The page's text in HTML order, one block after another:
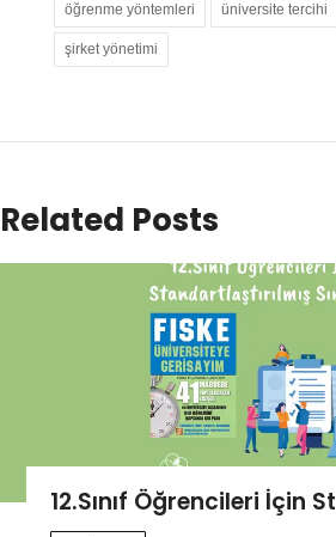
öğrenme yöntemleri üniversite tercihi
şirket yönetimi
Related Posts
12.Sınıf Öğrencileri İçin